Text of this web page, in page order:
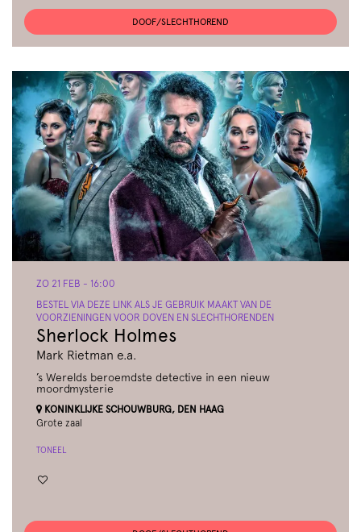
DOOF/SLECHTHOREND
Sherlock Holmes
Mark Rietman e.a.
BESTEL VIA DEZE LINK ALS JE GEBRUIK MAAKT VAN DE
VOORZIENINGEN VOOR DOVEN EN SLECHTHORENDEN
ZO 21 FEB - 16:00
’s Werelds beroemdste detective in een nieuw
moordmysterie
KONINKLIJKE SCHOUWBURG, DEN HAAG
Grote zaal
TONEEL